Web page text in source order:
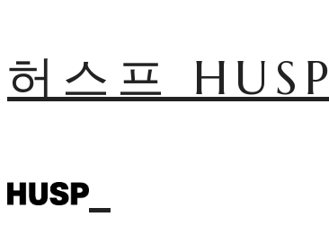
허스프 HUSP